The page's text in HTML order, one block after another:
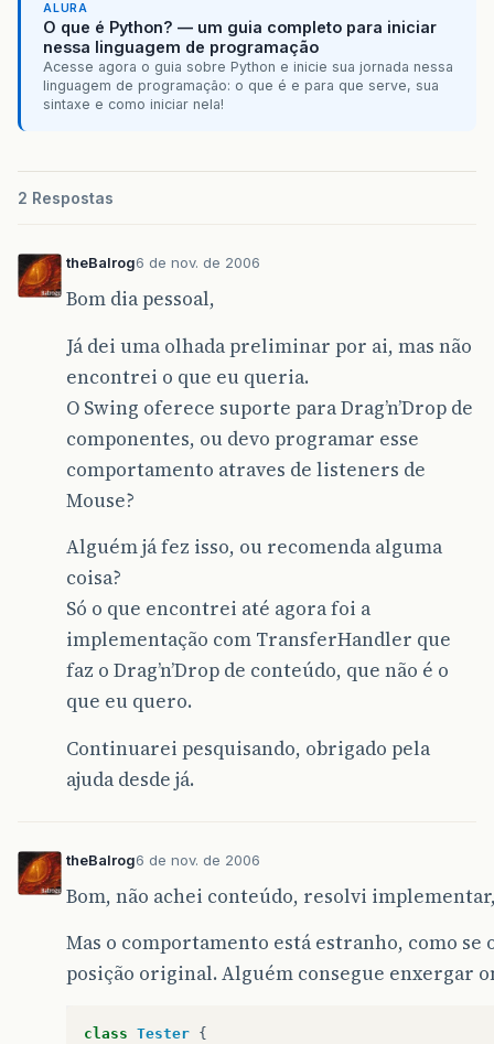
ALURA
O que é Python? — um guia completo para iniciar
nessa linguagem de programação
Acesse agora o guia sobre Python e inicie sua jornada nessa
linguagem de programação: o que é e para que serve, sua
sintaxe e como iniciar nela!
2 Respostas
theBalrog6 de nov. de 2006
Bom dia pessoal,
Já dei uma olhada preliminar por ai, mas não
encontrei o que eu queria.
O Swing oferece suporte para Drag’n’Drop de
componentes, ou devo programar esse
comportamento atraves de listeners de
Mouse?
Alguém já fez isso, ou recomenda alguma
coisa?
Só o que encontrei até agora foi a
implementação com TransferHandler que
faz o Drag’n’Drop de conteúdo, que não é o
que eu quero.
Continuarei pesquisando, obrigado pela
ajuda desde já.
theBalrog6 de nov. de 2006
Bom, não achei conteúdo, resolvi
Mas o comportamento está estranho, como se
posição original. Alguém consegue enxergar
class Tester {